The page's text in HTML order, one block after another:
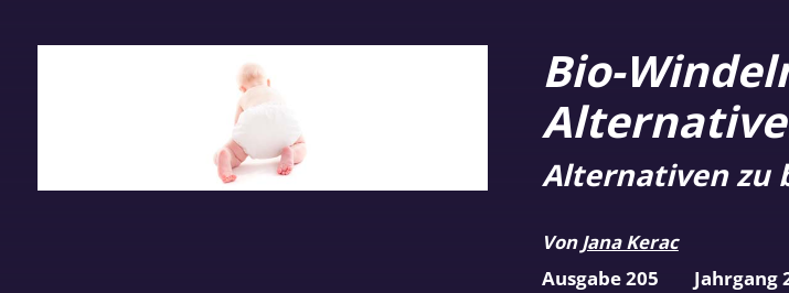
Bio-
Alternativen zu
VonJana Kerac
Ausgabe 205 Jahrgang